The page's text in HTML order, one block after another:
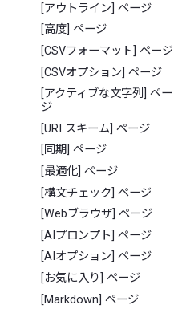
[アウトライン] ページ
[高度] ページ
[CSVフォーマット] ページ
[CSVオプション] ページ
[アクティブな文字列] ペー
ジ
[URI スキーム] ページ
[同期] ページ
[最適化] ページ
[構文チェック] ページ
[Webブラウザ] ページ
[AIプロンプト] ページ
[AIオプション] ページ
[お気に入り] ページ
[Markdown] ページ